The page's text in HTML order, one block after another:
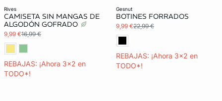
rives
CAMISETA SIN MANGAS DE
ALGODÓN GOFRADO
9,99 €16,99 €
REBAJAS: ¡Ahora 3x2 en
TODO*!
gesnut
BOTINES FORRADOS
9,99 €22,99 €
REBAJAS: ¡Ahora 3x2 en
TODO*!